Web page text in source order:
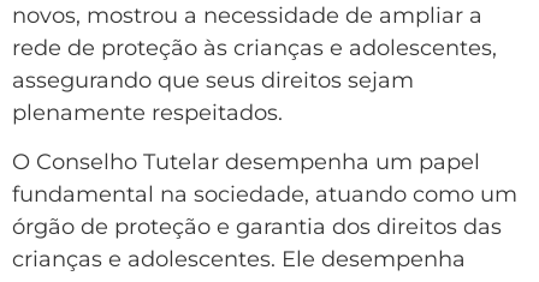
novos, mostrou a necessidade de ampliar a
rede de proteção às crianças e adolescentes,
assegurando que seus direitos sejam
plenamente respeitados.
O Conselho Tutelar desempenha um papel
fundamental na sociedade, atuando como um
órgão de proteção e garantia dos direitos das
crianças e adolescentes. Ele desempenha